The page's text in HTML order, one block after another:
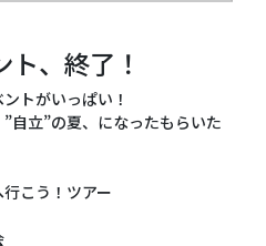
、終了！
トがいっぱい！
自立”の夏、になったもらいた
こう！ツアー